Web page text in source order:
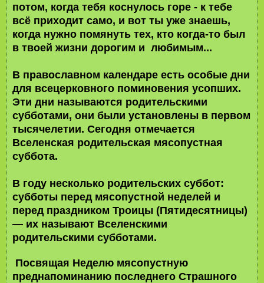
потом, когда тебя коснулось горе - к тебе
всё приходит само, и вот ты уже знаешь,
когда нужно помянуть тех, кто когда-то был
в твоей жизни дорогим и любимым...
В православном календаре есть особые дни
для всецерковного поминовения усопших.
Эти дни называются родительскими
субботами, они были установлены в первом
тысячелетии. Сегодня отмечается
Вселенская родительская мясопустная
суббота.
В году несколько родительских суббот:
субботы перед мясопустной неделей и
перед праздником Троицы (Пятидесятницы)
— их называют Вселенскими
родительскими субботами.
Посвящая Неделю мясопустную
преднапоминанию последнего Страшного